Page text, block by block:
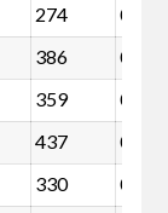
274 0,0
386 0,1
359 0,1
437 0,1
330 0,1